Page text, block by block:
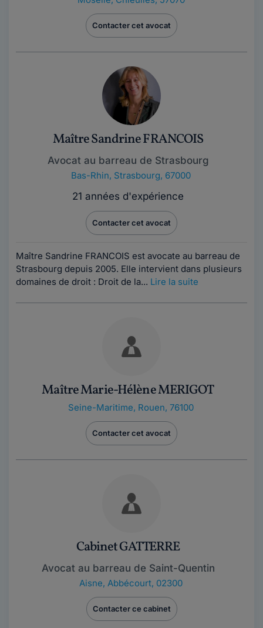
Contacter cet avocat
Maître Sandrine FRANCOIS
Avocat au barreau de Strasbourg
Bas-Rhin, Strasbourg, 67000
21 années d'expérience
Contacter cet avocat
Maître Sandrine FRANCOIS est avocate au barreau de
Strasbourg depuis 2005. Elle intervient dans plusieurs
domaines de droit : Droit de la... Lire la suite
Maître Marie-Hélène MERIGOT
Seine-Maritime, Rouen, 76100
Contacter cet avocat
Cabinet GATTERRE
Avocat au barreau de Saint-Quentin
Aisne, Abbécourt, 02300
Contacter ce cabinet